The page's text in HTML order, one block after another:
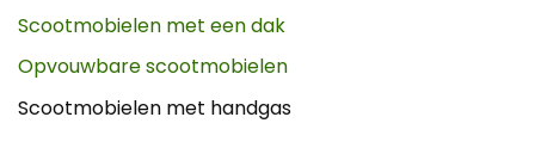
Scootmobielen met een dak
Opvouwbare scootmobielen
Scootmobielen met handgas